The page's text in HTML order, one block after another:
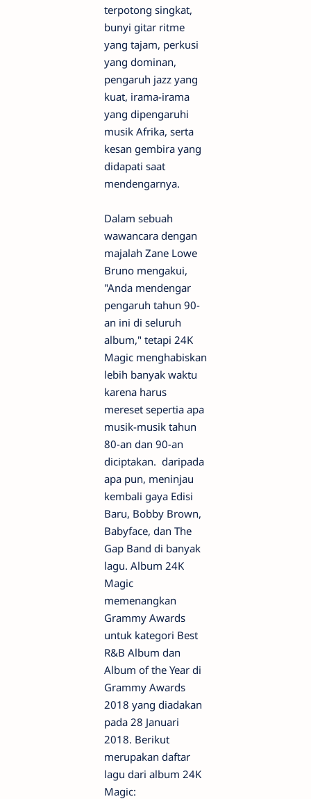
terpotong singkat,
bunyi gitar ritme
yang tajam, perkusi
yang dominan,
pengaruh jazz yang
kuat, irama-irama
yang dipengaruhi
musik Afrika, serta
kesan gembira yang
didapati saat
mendengarnya.
Dalam sebuah
wawancara dengan
majalah Zane Lowe
Bruno mengakui,
"Anda mendengar
pengaruh tahun 90-
an ini di seluruh
album," tetapi 24K
Magic menghabiskan
lebih banyak waktu
karena harus
mereset sepertia apa
musik-musik tahun
80-an dan 90-an
diciptakan. daripada
apa pun, meninjau
kembali gaya Edisi
Baru, Bobby Brown,
Babyface, dan The
Gap Band di banyak
lagu. Album 24K
Magic
memenangkan
Grammy Awards
untuk kategori Best
R&B Album dan
Album of the Year di
Grammy Awards
2018 yang diadakan
pada 28 Januari
2018. Berikut
merupakan daftar
lagu dari album 24K
Magic: